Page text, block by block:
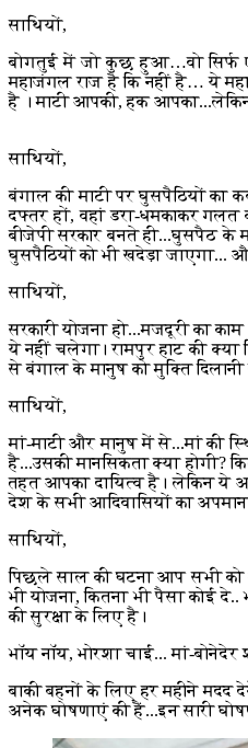
साथियों,
बोगतुई में जो कुछ हुआ…वो सिर्फ
महाजंगल राज है कि नहीं है… ये
है । माटी आपकी, हक
साथियों,
बंगाल की माटी पर घुसपैठियों का
दफ्तर हों, वहां डरा-धमकाकर
बीजेपी सरकार बनते ही...घुसपैठ के
घुसपैठियों को भी खदेड़ा जाएगा...
साथियों,
सरकारी योजना हो...मजदूरी का
ये नहीं चलेगा। रामपुर हाट की
से बंगाल के मानुष को मुक्ति
साथियों,
मां-माटी और मानुष में से...मां की
है...उसकी मानसिकता क्या होगी?
तहत आपका दायित्व है। लेकिन ये
देश के सभी आदिवासियों का
साथियों,
पिछले साल की घटना आप सभी को
भी योजना, कितना भी पैसा कोई
की सुरक्षा के लिए है।
भॉय नॉय, भोरशा चाई... मां-बोनेदेर
बाकी बहनों के लिए हर महीने मदद
अनेक घोषणाएं की हैं...इन सारी